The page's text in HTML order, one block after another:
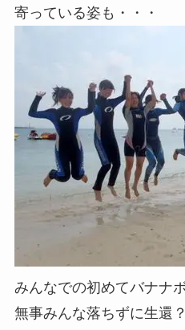
寄っている姿も・・・
みんなでの初めてバナナ
無事みんな落ちずに生還